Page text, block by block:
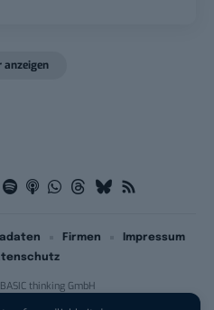
anzeigen
thinking GmbH
Firmen
Impressum